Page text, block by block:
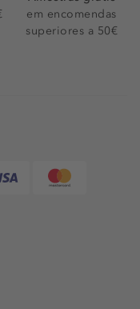
em encomendas
superiores a 50€